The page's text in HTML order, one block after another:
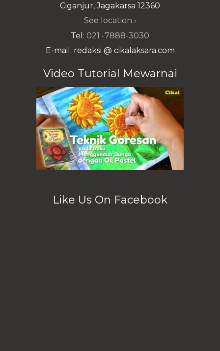
Ciganjur, Jagakarsa 12360
See location ›
Tel: 021 -7888-3030
E-mail: redaksi @ cikalaksara.com
Video Tutorial Mewarnai
Like Us On Facebook